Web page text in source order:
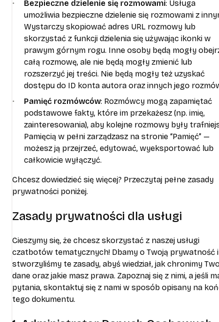
Bezpieczne dzielenie się rozmowami: Usługa
umożliwia bezpieczne dzielenie się rozmowami z
Wystarczy skopiować adres URL rozmowy lub
skorzystać z funkcji dzielenia się używając ikonki w
prawym górnym rogu. Inne osoby będą mogły
całą rozmowę, ale nie będą mogły zmienić lub
rozszerzyć jej treści. Nie będą mogły też uzyskać
dostępu do ID konta autora oraz innych jego
Pamięć rozmówców: Rozmówcy mogą zapamiętać
podstawowe fakty, które im przekażesz (np. imię,
zainteresowania), aby kolejne rozmowy były
Pamięcią w pełni zarządzasz na stronie “Pamięć” —
możesz ją przejrzeć, edytować, wyeksportować lub
całkowicie wyłączyć.
Chcesz dowiedzieć się więcej? Przeczytaj pełne zasady
prywatności poniżej.
Zasady prywatności dla usługi
Cieszymy się, że chcesz skorzystać z naszej usługi
czatbotów tematycznych! Dbamy o Twoją prywatność i
stworzyliśmy te zasady, abyś wiedział, jak chronimy
dane oraz jakie masz prawa. Zapoznaj się z nimi, a jeśli
pytania, skontaktuj się z nami w sposób opisany na
tego dokumentu.